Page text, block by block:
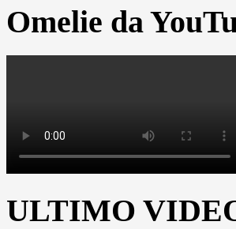
Omelie da
ULTIMO